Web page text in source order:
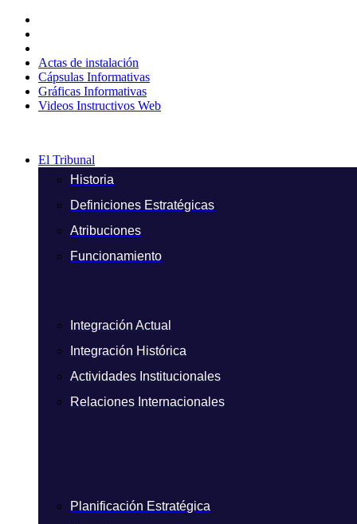
contenido
Actas de instalación
Cápsulas Informativas
Gráficas Informativas
Videos Instructivos Web
El Tribunal
Historia
Definiciones Estratégicas
Atribuciones
Funcionamiento
Integración Actual
Integración Histórica
Actividades Institucionales
Relaciones Internacionales
Planificación Estratégica